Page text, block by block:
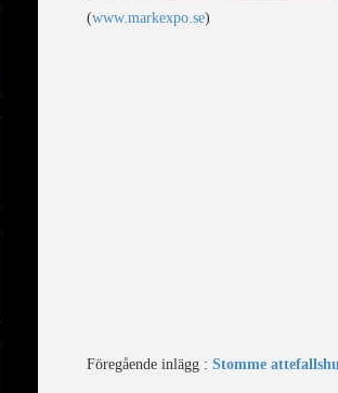
(www.markexpo.se)
Föregående inlägg : Stomme